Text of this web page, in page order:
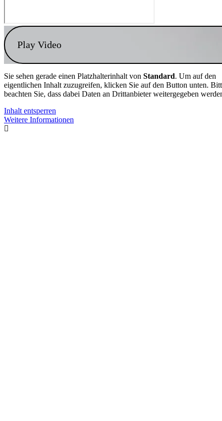
Play Video
Sie sehen gerade einen Platzhalterinhalt von Standard. Um auf den
eigentlichen Inhalt zuzugreifen, klicken Sie auf den Button unten.
beachten Sie, dass dabei Daten an Drittanbieter weitergegeben
Inhalt entsperren
Weitere Informationen